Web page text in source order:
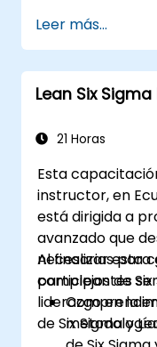
Leer más...
Lean Six
21 Horas
Esta
instructor, en
está dirigida a
avanzado que
necesarias
complejos de
liderazgo en la
de Six Sigma y
Al finalizar esta
participantes